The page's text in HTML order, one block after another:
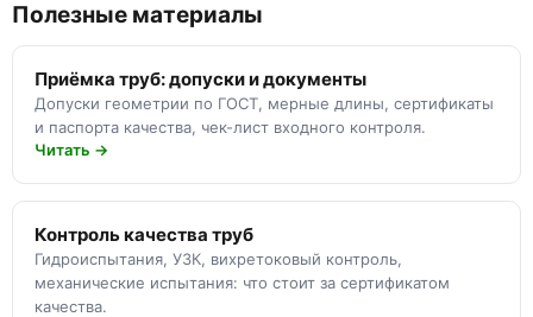
Полезные материалы
Приёмка труб: допуски и документы
Допуски геометрии по ГОСТ, мерные длины, сертификаты
и паспорта качества, чек-лист входного контроля.
Читать →
Контроль качества труб
Гидроиспытания, УЗК, вихретоковый контроль,
механические испытания: что стоит за сертификатом
качества.